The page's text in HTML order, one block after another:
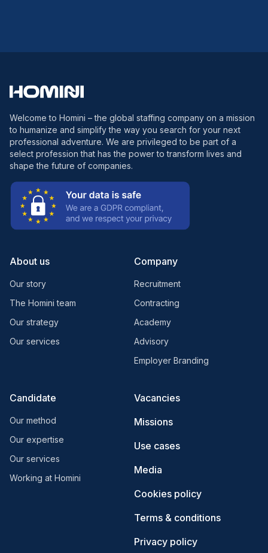
Welcome to Homini – the global staffing company on a mission
to humanize and simplify the way you search for your next
professional adventure. We are privileged to be part of a
select profession that has the power to transform lives and
shape the future of companies.
About us
Our story
The Homini team
Our strategy
Our services
Company
Recruitment
Contracting
Academy
Advisory
Employer Branding
Candidate
Our method
Our expertise
Our services
Working at Homini
Vacancies
Missions
Use cases
Media
Cookies policy
Terms & conditions
Privacy policy